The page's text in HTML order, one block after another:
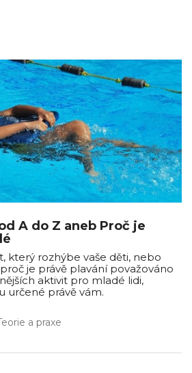
A do Z aneb Proč je
který rozhýbe vaše děti, nebo
je právě plavání považováno
aktivit pro mladé lidi,
určené právě vám.
a praxe